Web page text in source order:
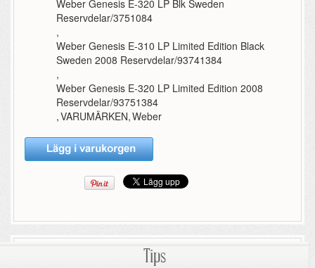
Weber Genesis E-320 LP Blk Sweden
Reservdelar/3751084
,
Weber Genesis E-310 LP Limited Edition Black
Sweden 2008 Reservdelar/93741384
,
Weber Genesis E-320 LP Limited Edition 2008
Reservdelar/93751384
,VARUMÄRKEN,Weber
Tips